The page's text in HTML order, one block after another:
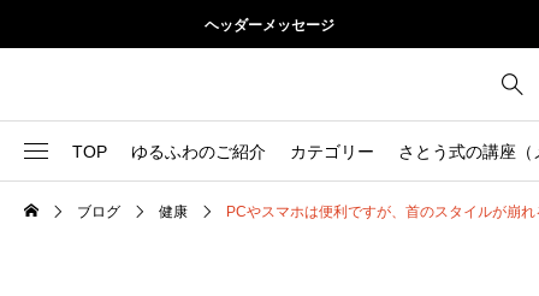
ヘッダーメッセージ
TOP ゆるふわのご紹介 カテゴリー さとう式の講座（
理論
ブログ 健康 PCやスマホは便利ですが、首のスタイルが崩